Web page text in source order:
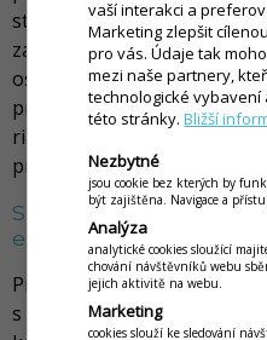
stránke https://
zaslaním žiadosti na adresu
osobné údaje budú
prípadov, kedy vymazanie
riadne poskytovanie
práv Správcu (napríklad
Súhlas so šírením
elektronickými
Prostredníctvom tejto
s využívaním svojho vyššie
vaší interakci a
Marketing zlepšit
pro vás. Údaje tak
mezi naše partnery,
technologické
této stránky.Bližší
Nezbytné
jsou cookie bez kterých by
být zajištěna. Navigace a
Analýza
analytické cookies sloužící
chování návštěvníků webu
jejich aktivitě na webu.
Marketing
cookies slouží ke sledování